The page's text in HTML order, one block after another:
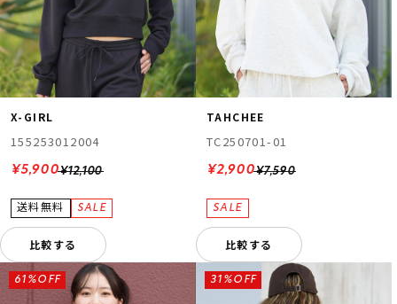
X-GIRL
155253012004
¥12,100
¥5,900
比較する
TAHCHEE
TC250701-01
¥7,590
¥2,900
比較する
61%OFF 31%OFF